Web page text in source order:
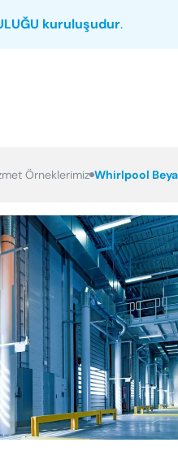
kuruluşudur.
Örneklerimiz Whirlpool